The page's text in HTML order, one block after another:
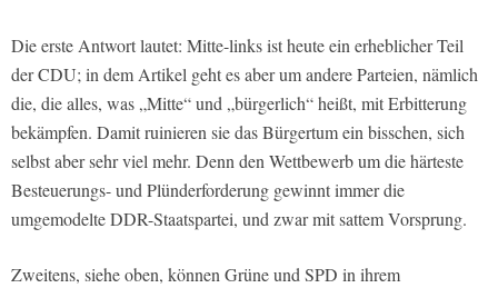
Die erste Antwort lautet: Mitte-links ist heute ein erheblicher Teil
der CDU; in dem Artikel geht es aber um andere Parteien, nämlich
die, die alles, was „Mitte“ und „bürgerlich“ heißt, mit Erbitterung
bekämpfen. Damit ruinieren sie das Bürgertum ein bisschen, sich
selbst aber sehr viel mehr. Denn den Wettbewerb um die härteste
Besteuerungs- und Plünderforderung gewinnt immer die
umgemodelte DDR-Staatspartei, und zwar mit sattem Vorsprung.
Zweitens, siehe oben, können Grüne und SPD in ihrem